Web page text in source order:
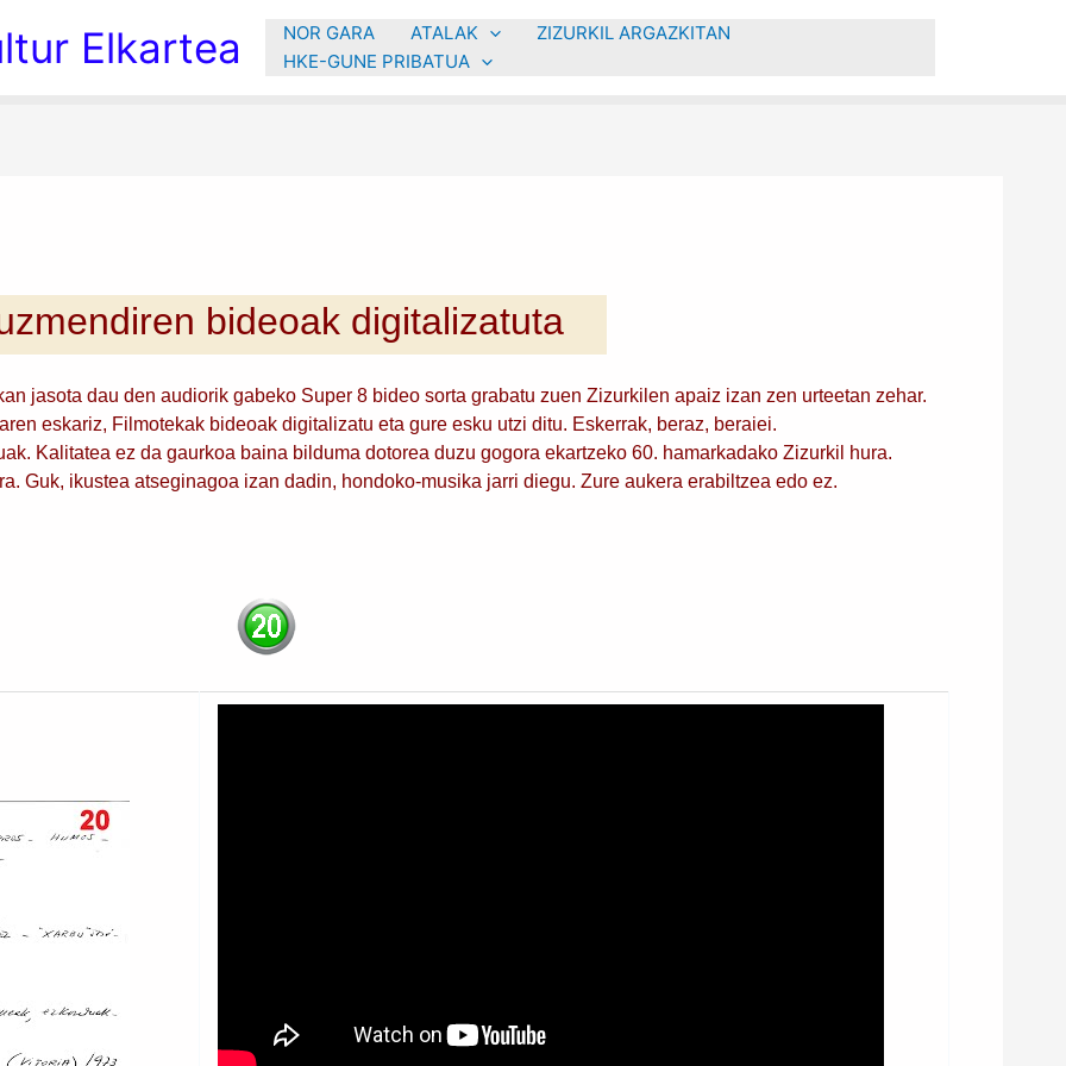
Elkartea NOR GARA ATALAK
ZIZURKIL ARGAZKITAN
HKE-GUNE PRIBATUA
bideoak digitalizatuta
jasota dau den audiorik gabeko Super 8 bideo sorta grabatu zuen Zizurkilen apaiz izan zen urteetan zehar.
eskariz, Filmotekak bideoak digitalizatu eta gure esku utzi ditu. Eskerrak, beraz, beraiei.
Kalitatea ez da gaurkoa baina bilduma dotorea duzu gogora ekartzeko 60. hamarkadako Zizurkil hura.
Guk, ikustea atseginagoa izan dadin, hondoko-musika jarri diegu. Zure aukera erabiltzea edo ez.